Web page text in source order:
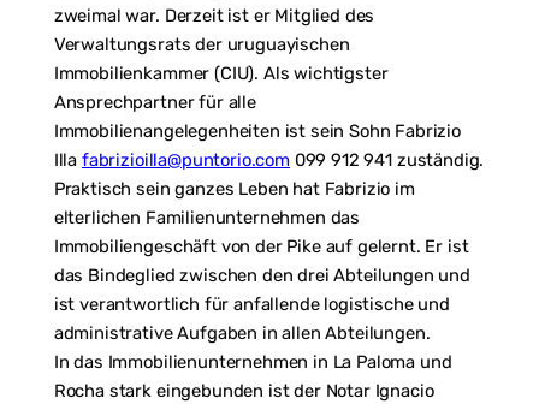
zweimal war. Derzeit ist er Mitglied des
Verwaltungsrats der uruguayischen
Immobilienkammer (CIU). Als wichtigster
Ansprechpartner für alle
Immobilienangelegenheiten ist sein Sohn Fabrizio
Illa fabrizioilla@puntorio.com099 912 941 zuständig.
Praktisch sein ganzes Leben hat Fabrizio im
elterlichen Familienunternehmen das
Immobiliengeschäft von der Pike auf gelernt. Er ist
das Bindeglied zwischen den drei Abteilungen und
ist verantwortlich für anfallende logistische und
administrative Aufgaben in allen Abteilungen.
In das Immobilienunternehmen in La Paloma und
Rocha stark eingebunden ist der Notar Ignacio